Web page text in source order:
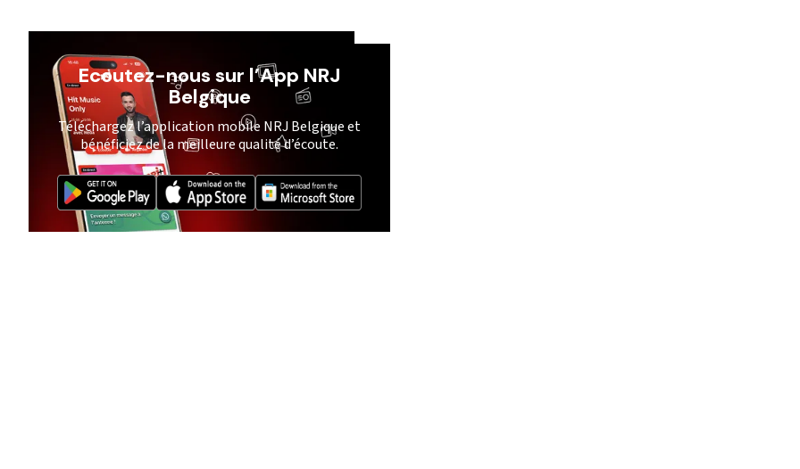
Ecoutez-nous sur l’App NRJ
Belgique
Téléchargez l’application mobile NRJ Belgique et
bénéficiez de la meilleure qualité d’écoute.